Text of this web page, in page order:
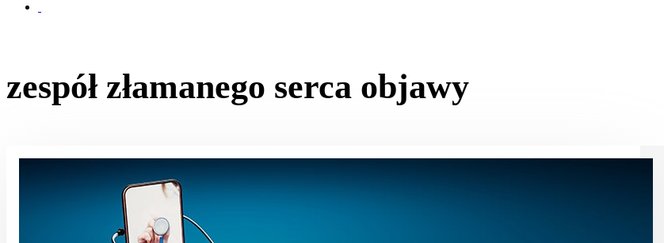
zespół złamanego serca objawy